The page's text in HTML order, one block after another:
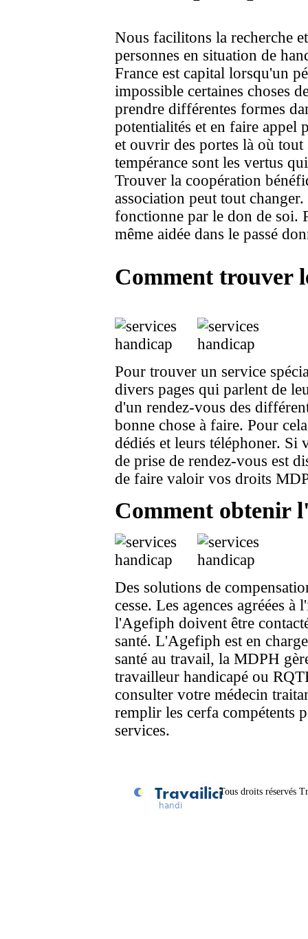
Nous facilitons la recherche
personnes en situation de
France est capital lorsqu'un
impossible certaines choses
prendre différentes formes
potentialités et en faire appel
et ouvrir des portes là où
tempérance sont les vertus
Trouver la coopération
association peut tout
fonctionne par le don de soi.
même aidée dans le passé
Comment trouver
Pour trouver un service
divers pages qui parlent de
d'un rendez-vous des
bonne chose à faire. Pour
dédiés et leurs téléphoner. Si
de prise de rendez-vous est
de faire valoir vos droits
Comment obtenir
Des solutions de
cesse. Les agences agréées
l'Agefiph doivent être
santé. L'Agefiph est en
santé au travail, la MDPH
travailleur handicapé ou
consulter votre médecin
remplir les cerfa compétents
services.
Tous droits réservés